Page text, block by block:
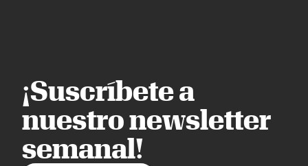
¡Suscríbete a
nuestro newsletter
semanal!